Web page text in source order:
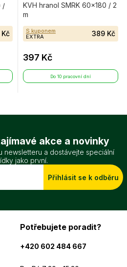
/
Kč
KVH hranol SMRK 60×180 / 2
m
S kuponem
EXTRA
389 Kč
397 Kč
Do 10 pracovní dní
akce a novinky
newsletteru a dostávejte speciální
jako první.
Přihlásit se k odběru
Potřebujete poradit?
+420 602 484 667